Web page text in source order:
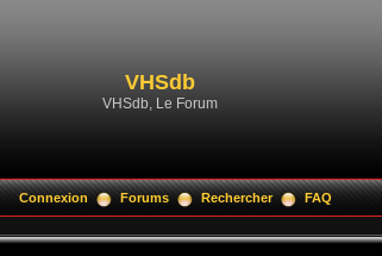
VHSdb
VHSdb, Le Forum
Connexion Forums Rechercher FAQ